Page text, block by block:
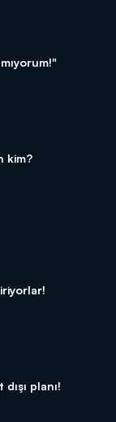
kim?
planı!